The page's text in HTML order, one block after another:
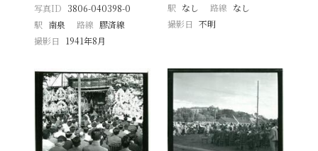
写真ID 3806-040398-0
駅 南泉 路線 膠済線
撮影日
1941年8月
駅 なし 路線 なし
撮影日 不明